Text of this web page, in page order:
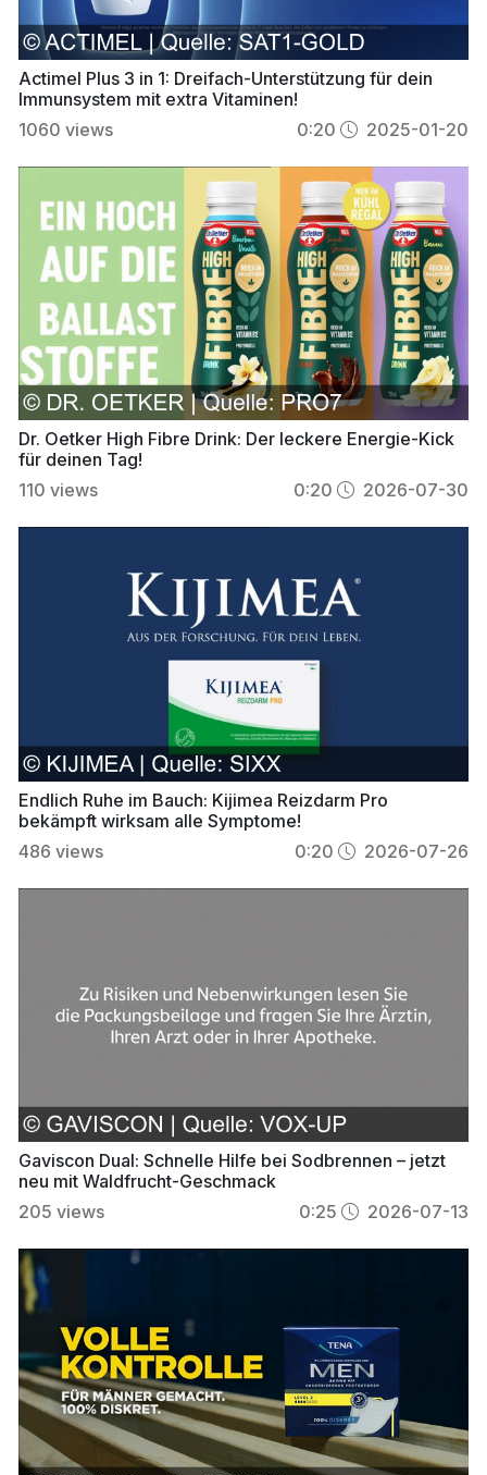
Actimel Plus 3 in 1: Dreifach-Unterstützung für dein
Immunsystem mit extra Vitaminen!
1060 views 0:20 2025-01-20
Dr. Oetker High Fibre Drink: Der leckere Energie-Kick
für deinen Tag!
110 views 0:20 2026-07-30
Endlich Ruhe im Bauch: Kijimea Reizdarm Pro
bekämpft wirksam alle Symptome!
486 views 0:20 2026-07-26
Gaviscon Dual: Schnelle Hilfe bei Sodbrennen – jetzt
neu mit Waldfrucht-Geschmack
205 views 0:25 2026-07-13